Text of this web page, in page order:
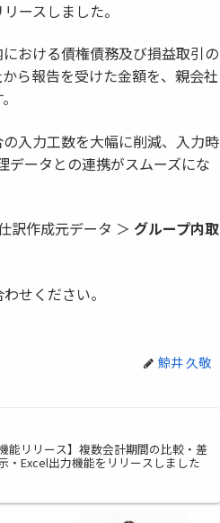
ースしました。
おける債権債務及び損益取引の
ら報告を受けた金額を、親会社
入力工数を大幅に削減、入力時
データとの連携がスムーズにな
訳作成元データ ＞ グループ内取
せください。
鯨井 久敬
機能リリース】複数会計期間の比較・差
・Excel出力機能をリリースしました